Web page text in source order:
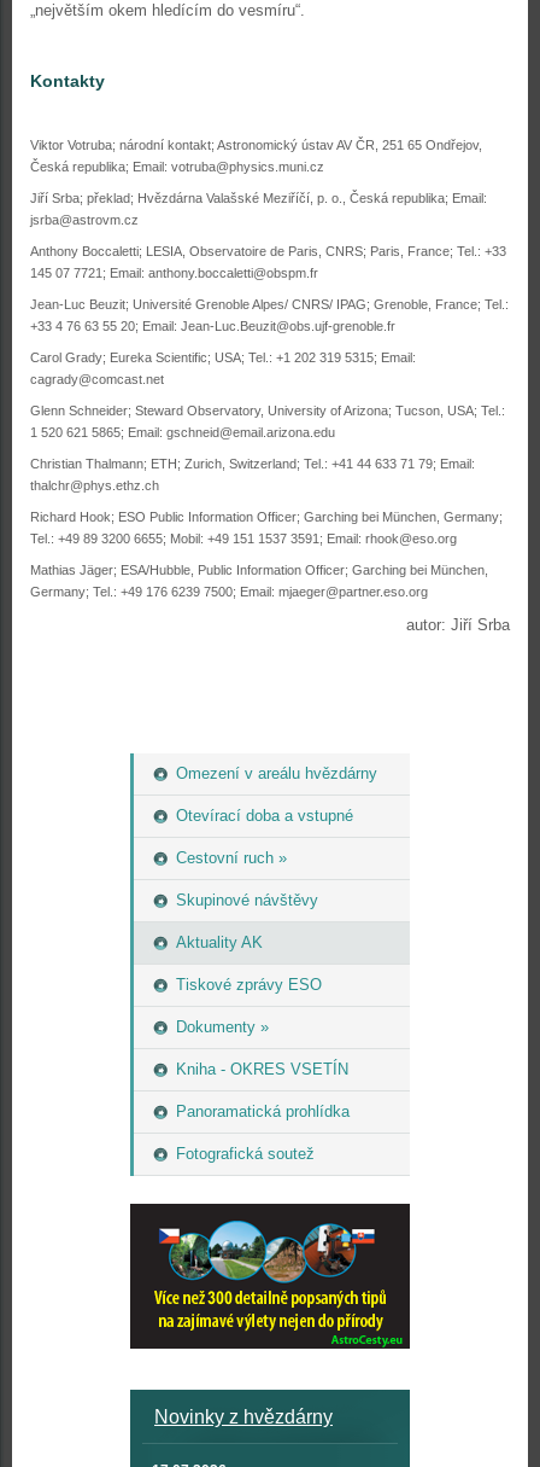
Omezení v areálu hvězdárny
Otevírací doba a vstupné
Cestovní ruch »
Skupinové návštěvy
Aktuality AK
Tiskové zprávy ESO
Dokumenty »
Kniha - OKRES VSETÍN
Panoramatická prohlídka
Fotografická soutež
Novinky z hvězdárny
„největším okem hledícím do vesmíru“.
Kontakty
Viktor Votruba; národní kontakt; Astronomický ústav AV ČR, 251 65 Ondřejov,
Česká republika; Email: votruba@physics.muni.cz
Jiří Srba; překlad; Hvězdárna Valašské Meziříčí, p. o., Česká republika; Email:
jsrba@astrovm.cz
Anthony Boccaletti; LESIA, Observatoire de Paris, CNRS; Paris, France; Tel.: +33
145 07 7721; Email: anthony.boccaletti@obspm.fr
Jean-Luc Beuzit; Université Grenoble Alpes/ CNRS/ IPAG; Grenoble, France; Tel.:
+33 4 76 63 55 20; Email: Jean-Luc.Beuzit@obs.ujf-grenoble.fr
Carol Grady; Eureka Scientific; USA; Tel.: +1 202 319 5315; Email:
cagrady@comcast.net
Glenn Schneider; Steward Observatory, University of Arizona; Tucson, USA; Tel.:
1 520 621 5865; Email: gschneid@email.arizona.edu
Christian Thalmann; ETH; Zurich, Switzerland; Tel.: +41 44 633 71 79; Email:
thalchr@phys.ethz.ch
Richard Hook; ESO Public Information Officer; Garching bei München, Germany;
Tel.: +49 89 3200 6655; Mobil: +49 151 1537 3591; Email: rhook@eso.org
Mathias Jäger; ESA/Hubble, Public Information Officer; Garching bei München,
Germany; Tel.: +49 176 6239 7500; Email: mjaeger@partner.eso.org
autor: Jiří Srba